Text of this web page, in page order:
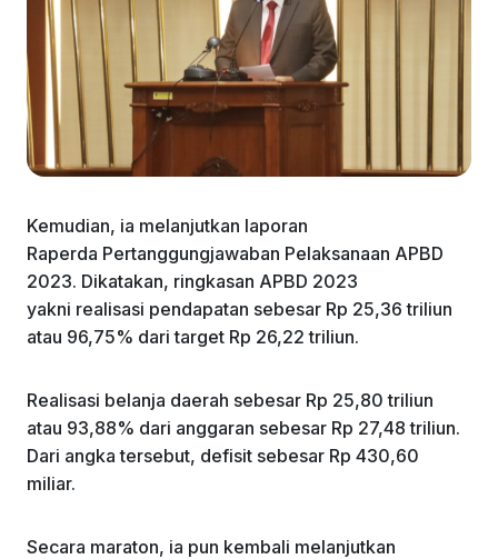
Kemudian, ia melanjutkan laporan
Raperda Pertanggungjawaban Pelaksanaan APBD
2023. Dikatakan, ringkasan APBD 2023
yakni realisasi pendapatan sebesar Rp 25,36 triliun
atau 96,75% dari target Rp 26,22 triliun.
Realisasi belanja daerah sebesar Rp 25,80 triliun
atau 93,88% dari anggaran sebesar Rp 27,48 triliun.
Dari angka tersebut, defisit sebesar Rp 430,60
miliar.
Secara maraton, ia pun kembali melanjutkan